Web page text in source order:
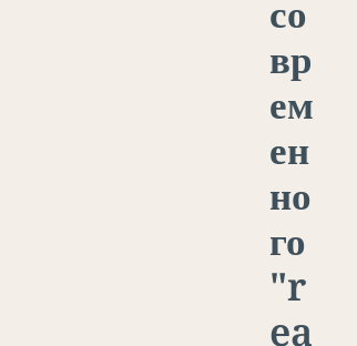
со
вр
ем
ен
но
го
"r
ea